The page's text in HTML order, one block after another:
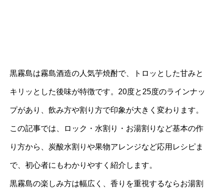
黒霧島は霧島酒造の人気芋焼酎で、トロッとした甘みと
キリッとした後味が特徴です。20度と25度のラインナッ
プがあり、飲み方や割り方で印象が大きく変わります。
この記事では、ロック・水割り・お湯割りなど基本の作
り方から、炭酸水割りや果物アレンジなど応用レシピま
で、初心者にもわかりやすく紹介します。
黒霧島の楽しみ方は幅広く、香りを重視するならお湯割